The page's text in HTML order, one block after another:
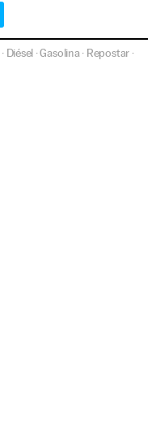
· Diésel ·Gasolina· Repostar ·